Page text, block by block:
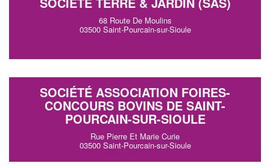
68 Route De Moulins
03500 Saint-Pourcain-sur-Sioule
SOCIÉTÉ ASSOCIATION FOIRES-
CONCOURS BOVINS DE SAINT-
POURCAIN-SUR-SIOULE
Rue Pierre Et Marie Curie
03500 Saint-Pourcain-sur-Sioule